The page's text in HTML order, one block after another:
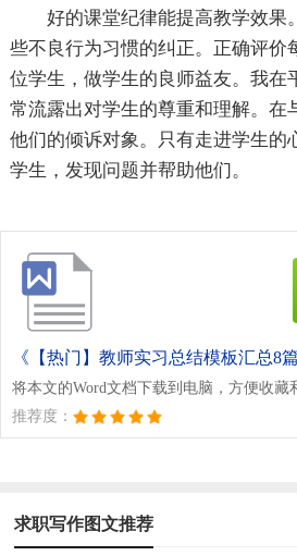
好的课堂纪律能提高教学效果
些不良行为习惯的纠正。正确评价
位学生，做学生的良师益友。我在
常流露出对学生的尊重和理解。在
他们的倾诉对象。只有走进学生的
学生，发现问题并帮助他们。
《【热门】教师实习总结模板汇总8篇
将本文的Word文档下载到电脑，方便收藏
推荐度：
求职写作图文推荐